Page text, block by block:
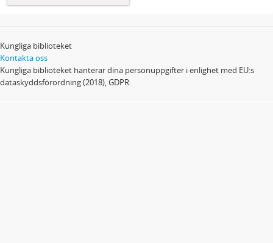
Kungliga biblioteket
Kontakta oss
Kungliga biblioteket hanterar dina personuppgifter i enlighet med EU:s
dataskyddsförordning (2018), GDPR.